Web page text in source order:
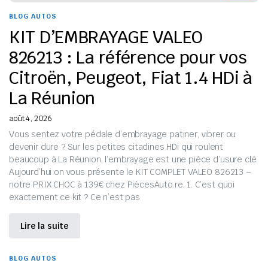
BLOG AUTOS
KIT D’EMBRAYAGE VALEO
826213 : La référence pour vos
Citroën, Peugeot, Fiat 1.4 HDi à
La Réunion
août 4, 2026
Vous sentez votre pédale d’embrayage patiner, vibrer ou
devenir dure ? Sur les petites citadines HDi qui roulent
beaucoup à La Réunion, l’embrayage est une pièce d’usure clé.
Aujourd’hui on vous présente le KIT COMPLET VALEO 826213 –
notre PRIX CHOC à 139€ chez PiècesAuto.re. 1. C’est quoi
exactement ce kit ? Ce n’est pas
Lire la suite
BLOG AUTOS